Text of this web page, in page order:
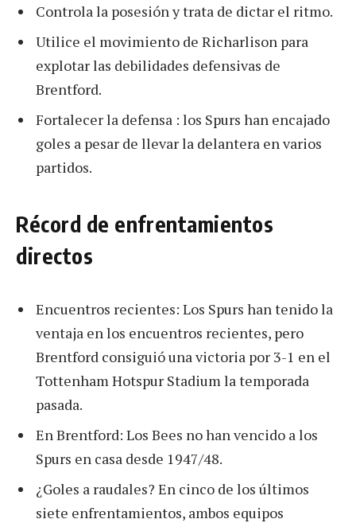
Controla la posesión y trata de dictar el ritmo.
Utilice el movimiento de Richarlison para
explotar las debilidades defensivas de
Brentford.
Fortalecer la defensa : los Spurs han encajado
goles a pesar de llevar la delantera en varios
partidos.
Récord de enfrentamientos
directos
Encuentros recientes: Los Spurs han tenido la
ventaja en los encuentros recientes, pero
Brentford consiguió una victoria por 3-1 en el
Tottenham Hotspur Stadium la temporada
pasada.
En Brentford: Los Bees no han vencido a los
Spurs en casa desde 1947/48.
¿Goles a raudales? En cinco de los últimos
siete enfrentamientos, ambos equipos